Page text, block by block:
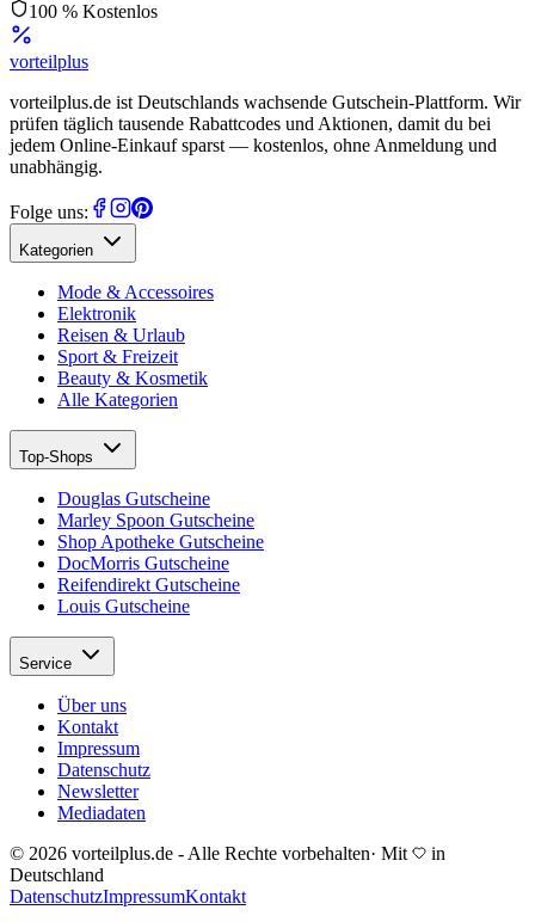
100 % Kostenlos
vorteilplus
vorteilplus.de ist Deutschlands wachsende Gutschein-Plattform. Wir
prüfen täglich tausende Rabattcodes und Aktionen, damit du bei
jedem Online-Einkauf sparst — kostenlos, ohne Anmeldung und
unabhängig.
Folge uns:
Kategorien
Mode & Accessoires
Elektronik
Reisen & Urlaub
Sport & Freizeit
Beauty & Kosmetik
Alle Kategorien
Top-Shops
Douglas Gutscheine
Marley Spoon Gutscheine
Shop Apotheke Gutscheine
DocMorris Gutscheine
Reifendirekt Gutscheine
Louis Gutscheine
Service
Über uns
Kontakt
Impressum
Datenschutz
Newsletter
Mediadaten
© 2026 vorteilplus.de - Alle Rechte vorbehalten· Mit
in
Deutschland
DatenschutzImpressumKontakt